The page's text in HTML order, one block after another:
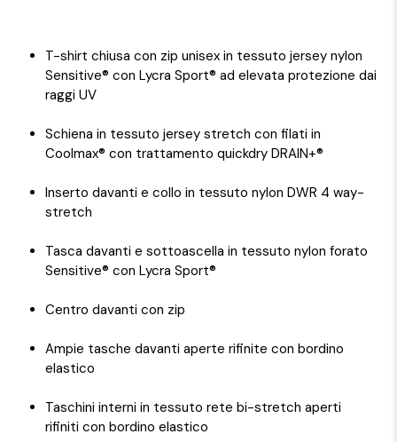
T-shirt chiusa con zip unisex in tessuto jersey nylon
Sensitive® con Lycra Sport® ad elevata protezione dai
raggi UV
Schiena in tessuto jersey stretch con filati in
Coolmax® con trattamento quickdry DRAIN+®
Inserto davanti e collo in tessuto nylon DWR 4 way-
stretch
Tasca davanti e sottoascella in tessuto nylon forato
Sensitive® con Lycra Sport®
Centro davanti con zip
Ampie tasche davanti aperte rifinite con bordino
elastico
Taschini interni in tessuto rete bi-stretch aperti
rifiniti con bordino elastico